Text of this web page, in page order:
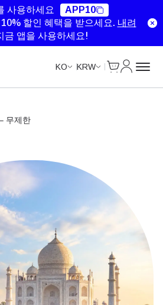
사용하세요
APP10
할인 혜택을 받으세요. 내려
금 앱을 사용하세요!
KO KRW
무제한
Unlimited Data
Unlimited Data
Unlimited Data
Unlimited Data